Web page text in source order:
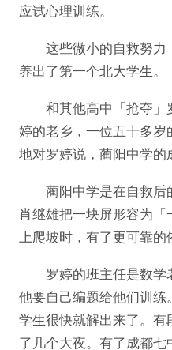
应试心理训练。
这些微小的自救努力
养出了第一个北大学生。
和其他高中「抢夺」
婷的老乡，一位五十多
地对罗婷说，蔺阳中学的
蔺阳中学是在自救后
肖继雄把一块屏形容为
上爬坡时，有了更可靠的
罗婷的班主任是数学
他要自己编题给他们训
学生很快就解出来了。
了几个大夜。有了成都